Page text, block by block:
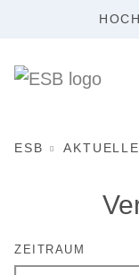
ESB
ZEITRAUM